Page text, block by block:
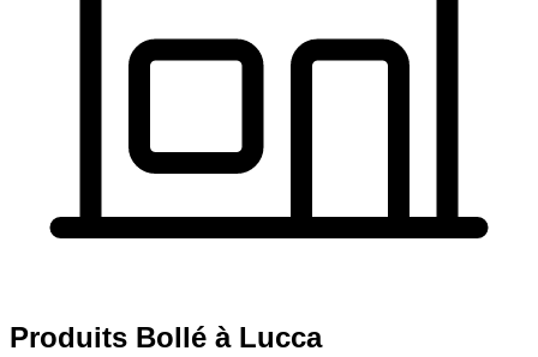
Produits Bollé à Lucca